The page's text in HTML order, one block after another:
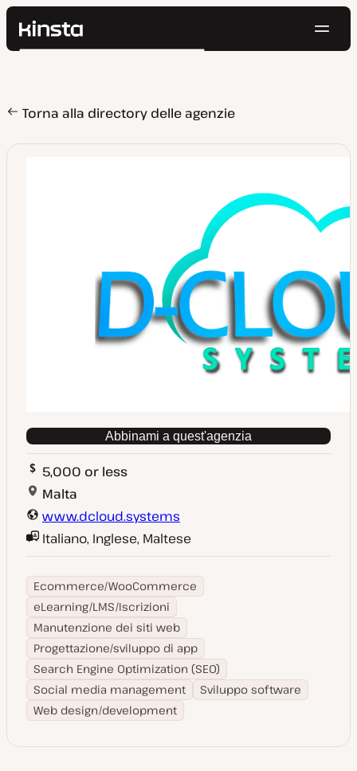
Kinsta®
Prezzi
Contatti
Cerca
Torna alla directory delle agenzie
Abbinami a quest'agenzia
5,000 or less
Malta
www.dcloud.systems
Italiano, Inglese, Maltese
Ecommerce/WooCommerce
eLearning/LMS/Iscrizioni
Manutenzione dei siti web
Progettazione/sviluppo di app
Search Engine Optimization (SEO)
Social media management
Sviluppo software
Web design/development